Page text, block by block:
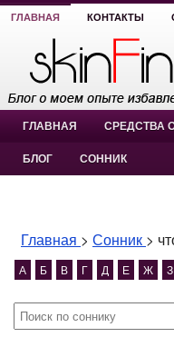
ГЛАВНАЯ КОНТАКТЫ
ГЛАВНАЯ СРЕДСТВА
БЛОГ СОННИК
Главная > Сонник >
А Б В Г Д Е Ж З